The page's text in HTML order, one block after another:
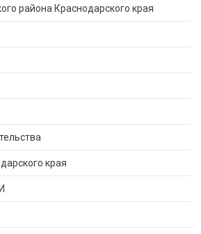
района Краснодарского края
края